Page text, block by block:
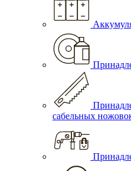
сабельных